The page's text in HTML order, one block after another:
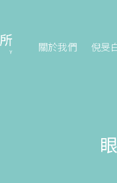
關於我們 倪旻